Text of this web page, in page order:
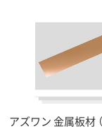
アズワン 金属板材 （